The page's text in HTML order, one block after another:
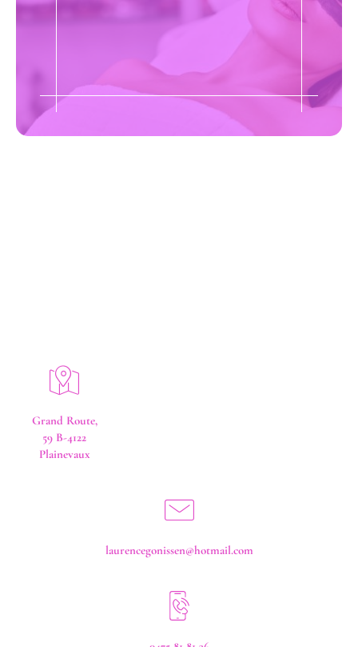
Grand Route,
59 B-4122
Plainevaux
laurencegonissen@hotmail.com